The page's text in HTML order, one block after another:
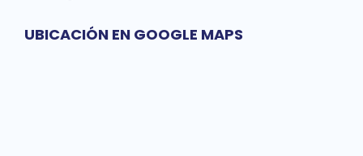
UBICACIÓN EN GOOGLE MAPS